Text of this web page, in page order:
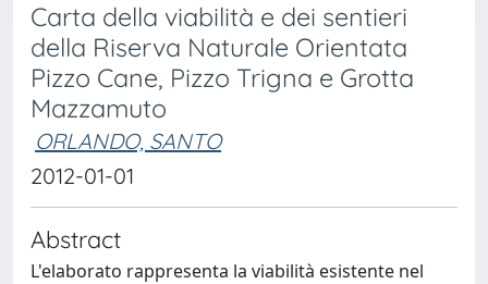
Carta della viabilità e dei sentieri
della Riserva Naturale Orientata
Pizzo Cane, Pizzo Trigna e Grotta
Mazzamuto
ORLANDO, SANTO
2012-01-01
Abstract
L'elaborato rappresenta la viabilità esistente nel